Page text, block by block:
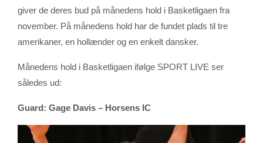
giver de deres bud på månedens hold i Basketligaen fra
november. På månedens hold har de fundet plads til tre
amerikaner, en hollænder og en enkelt dansker.
Månedens hold i Basketligaen ifølge SPORT LIVE ser
således ud:
Guard: Gage Davis – Horsens IC